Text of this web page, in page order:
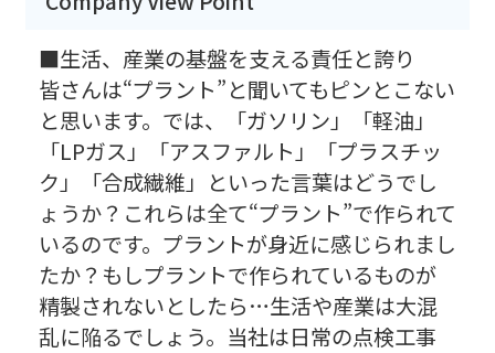
■生活、産業の基盤を支える責任と誇り
皆さんは“プラント”と聞いてもピンとこない
と思います。では、「ガソリン」「軽油」
「LPガス」「アスファルト」「プラスチッ
ク」「合成繊維」といった言葉はどうでし
ょうか？これらは全て“プラント”で作られて
いるのです。プラントが身近に感じられまし
たか？もしプラントで作られているものが
精製されないとしたら…生活や産業は大混
乱に陥るでしょう。当社は日常の点検工事